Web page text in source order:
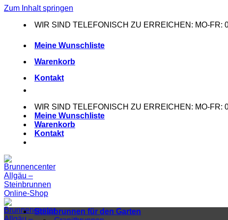
Zum Inhalt springen
WIR SIND TELEFONISCH ZU ERREICHEN: MO-FR:
Meine Wunschliste
Warenkorb
Kontakt
WIR SIND TELEFONISCH ZU ERREICHEN: MO-FR:
Meine Wunschliste
Warenkorb
Kontakt
Steinbrunnen für den Garten